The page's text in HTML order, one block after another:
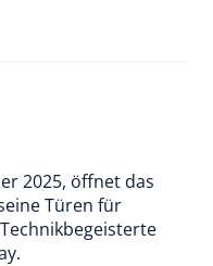
2025, öffnet das
Türen für